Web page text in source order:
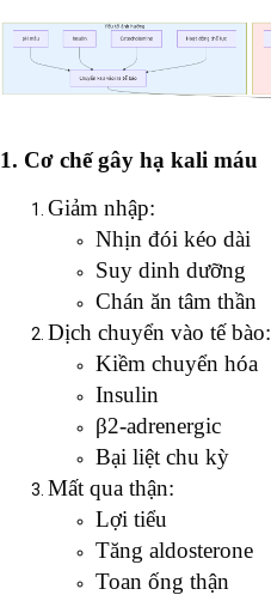
1. Cơ chế gây hạ kali máu
Giảm nhập:
Nhịn đói kéo dài
Suy dinh dưỡng
Chán ăn tâm thần
Dịch chuyển vào tế bào:
Kiềm chuyển hóa
Insulin
β2-adrenergic
Bại liệt chu kỳ
Mất qua thận:
Lợi tiểu
Tăng aldosterone
Toan ống thận